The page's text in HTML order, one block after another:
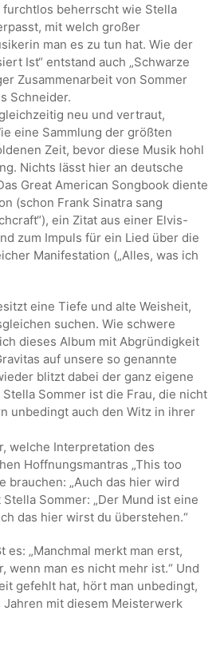
beherrscht wie Stella
mit welch großer
man es zu tun hat. Wie der
Ist“ entstand auch „Schwarze
Zusammenarbeit von Sommer
Schneider.
neu und vertraut,
eine Sammlung der größten
Zeit, bevor diese Musik hohl
Nichts lässt hier an deutsche
Great American Songbook diente
(schon Frank Sinatra sang
ein Zitat aus einer Elvis-
zum Impuls für ein Lied über die
Manifestation („Alles, was ich
eine Tiefe und alte Weisheit,
suchen. Wie schwere
dieses Album mit Abgründigkeit
auf unsere so genannte
blitzt dabei der ganz eigene
Sommer ist die Frau, die nicht
unbedingt auch den Witz in ihrer
welche Interpretation des
Hoffnungsmantras „This too
brauchen: „Auch das hier wird
Sommer: „Der Mund ist eine
das hier wirst du überstehen.“
es: „Manchmal merkt man erst,
wenn man es nicht mehr ist.“ Und
gefehlt hat, hört man unbedingt,
mit diesem Meisterwerk